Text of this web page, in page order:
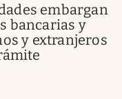
embargan
bancarias y
y extranjeros